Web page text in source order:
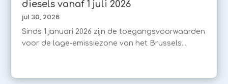
diesels vanaf 1 juli 2026
jul 30, 2026
Sinds 1 januari 2026 zijn de toegangsvoorwaarden
voor de lage-emissiezone van het Brussels...